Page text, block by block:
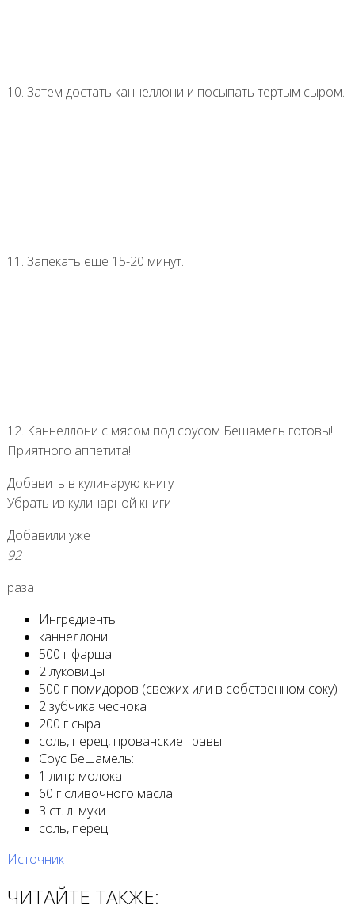
10. Затем достать каннеллони и посыпать тертым сыром.
11. Запекать еще 15-20 минут.
12. Каннеллони с мясом под соусом Бешамель готовы!
Приятного аппетита!
Добавить в кулинарую книгу
Убрать из кулинарной книги
Добавили уже
92
раза
Ингредиенты
каннеллони
500 г фарша
2 луковицы
500 г помидоров (свежих или в собственном соку)
2 зубчика чеснока
200 г сыра
соль, перец, прованские травы
Соус Бешамель:
1 литр молока
60 г сливочного масла
3 ст. л. муки
соль, перец
Источник
ЧИТАЙТЕ ТАКЖЕ: